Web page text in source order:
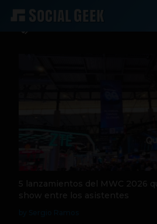
5 lanzamientos del MWC 2026
show entre los asistentes